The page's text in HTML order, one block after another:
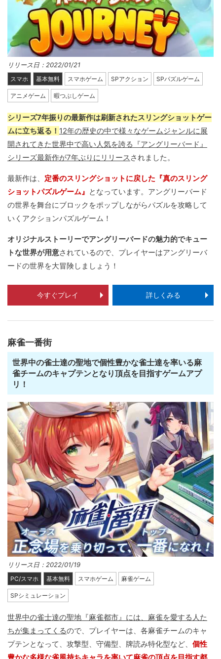
リリース日：2022/01/21
スマホ 基本無料 スマホゲーム SPアクション SPパズルゲーム
アニメゲーム 暇つぶしゲーム
シリーズ7年振りの最新作は刷新されたスリングショットゲー
ムに立ち返る！ 12年の歴史の中で様々なゲームジャンルに展
開されてきた世界中で高い人気を誇る『アングリーバード』
シリーズ最新作が7年ぶりにリリース されました。
最新作は、 定番のスリングショットに戻した『真のスリング
ショットパズルゲーム』 となっています。アングリーバード
の世界を舞台にブロックをポップしながらパズルを攻略して
いくアクションパズルゲーム！
オリジナルストーリーでアングリーバードの魅力的でキュー
トな世界が用意されているので、プレイヤーはアングリーバ
ードの世界を大冒険しましょう！
今すぐプレイ 詳しくみる
麻雀一番街
世界中の雀士達の聖地で個性豊かな雀士達を率いる麻
雀チームのキャプテンとなり頂点を目指すゲームアプ
リ！
リリース日：2022/01/19
PC/スマホ 基本無料 スマホゲーム 麻雀ゲーム
SPシミュレーション
世界中の雀士達の聖地『麻雀都市』には、麻雀を愛する人た
ちが集まってくるので、プレイヤーは、各麻雀チームのキャ
プテンとなって、攻撃型、守備型、牌読み特化型など、 個性